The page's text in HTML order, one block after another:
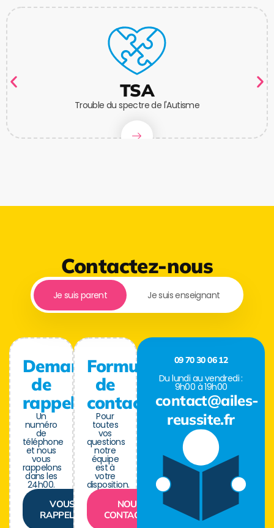
TSA
Trouble du spectre de l'Autisme
Contactez-nous
Je suis parent Je suis enseignant
Demande
de
rappel
Un
numéro
de
téléphone
et nous
vous
rappelons
dans les
24h00.
VOUS
RAPPELER
Formulaire
de
contact
Pour
toutes
vos
questions
notre
équipe
est à
votre
disposition.
NOUS
CONTACTER
09 70 30 06 12
Du lundi au vendredi :
9h00 à 19h00
contact@ailes-
reussite.fr